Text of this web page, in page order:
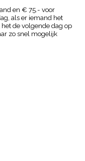
en € 75.- voor
als er iemand het
de volgende dag op
zo snel mogelijk